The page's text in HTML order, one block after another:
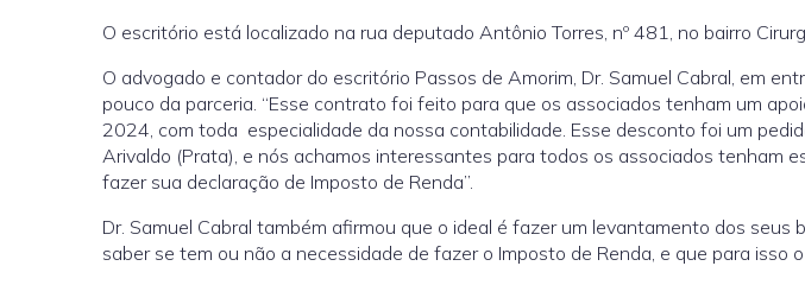
O escritório está localizado na rua deputado Antônio Torres, nº 481, no bairro
O advogado e contador do escritório Passos de Amorim, Dr. Samuel Cabral, em
pouco da parceria. “Esse contrato foi feito para que os associados tenham um
2024, com toda especialidade da nossa contabilidade. Esse desconto foi um
Arivaldo (Prata), e nós achamos interessantes para todos os associados tenham
fazer sua declaração de Imposto de Renda”.
Dr. Samuel Cabral também afirmou que o ideal é fazer um levantamento dos seus
saber se tem ou não a necessidade de fazer o Imposto de Renda, e que para isso